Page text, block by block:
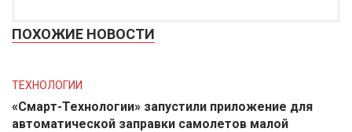
ПОХОЖИЕ НОВОСТИ
ТЕХНОЛОГИИ
«Смарт-Технологии» запустили приложение для
автоматической заправки самолетов малой